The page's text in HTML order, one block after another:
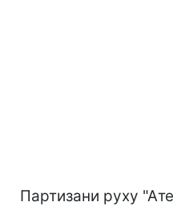
Партизани руху